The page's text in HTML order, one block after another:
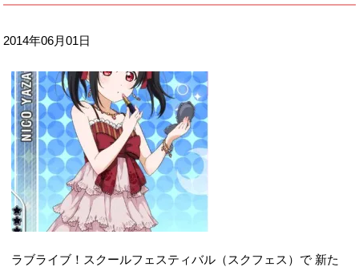
2014年06月01日
ラブライブ！スクールフェスティバル（スクフェス）で 新た